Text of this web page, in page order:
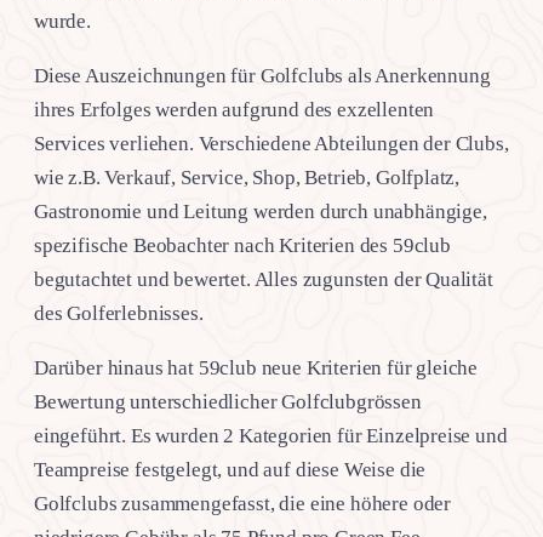
wurde.
Diese Auszeichnungen für Golfclubs als Anerkennung
ihres Erfolges werden aufgrund des exzellenten
Services verliehen. Verschiedene Abteilungen der Clubs,
wie z.B. Verkauf, Service, Shop, Betrieb, Golfplatz,
Gastronomie und Leitung werden durch unabhängige,
spezifische Beobachter nach Kriterien des 59club
begutachtet und bewertet. Alles zugunsten der Qualität
des Golferlebnisses.
Darüber hinaus hat 59club neue Kriterien für gleiche
Bewertung unterschiedlicher Golfclubgrössen
eingeführt. Es wurden 2 Kategorien für Einzelpreise und
Teampreise festgelegt, und auf diese Weise die
Golfclubs zusammengefasst, die eine höhere oder